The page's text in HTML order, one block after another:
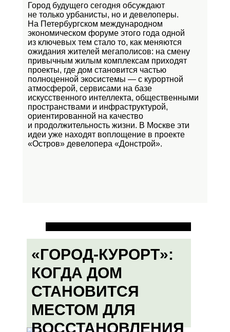
Город будущего сегодня обсуждают
не только урбанисты, но и девелоперы.
На Петербургском международном
экономическом форуме этого года одной
из ключевых тем стало то, как меняются
ожидания жителей мегаполисов: на смену
привычным жилым комплексам приходят
проекты, где дом становится частью
полноценной экосистемы — с курортной
атмосферой, сервисами на базе
искусственного интеллекта, общественными
пространствами и инфраструктурой,
ориентированной на качество
и продолжительность жизни. В Москве эти
идеи уже находят воплощение в проекте
«Остров» девелопера «Донстрой».
«ГОРОД-КУРОРТ»:
КОГДА ДОМ
СТАНОВИТСЯ
МЕСТОМ ДЛЯ
ВОССТАНОВЛЕНИЯ